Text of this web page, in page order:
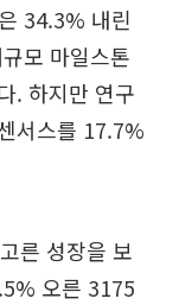
34.3% 내린
모 마일스톤
. 하지만 연구
서스를 17.7%
른 성장을 보
오른 3175